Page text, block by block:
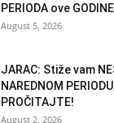
PERIODA ove
August 5, 2026
JARAC: Stiže vam
NAREDNOM
PROČITAJTE!
August 2, 2026